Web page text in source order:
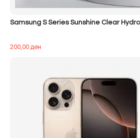
Samsung S Series Sunshine Clear
200,00ден